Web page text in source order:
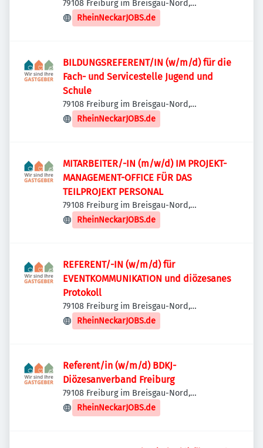
79108 Freiburg im Breisgau-Nord,
Deutschland
RheinNeckarJOBS.de
BILDUNGSREFERENT/IN (w/m/d) für die
Fach- und Servicestelle Jugend und
Schule
79108 Freiburg im Breisgau-Nord,
Deutschland
RheinNeckarJOBS.de
MITARBEITER/-IN (m/w/d) IM PROJEKT-
MANAGEMENT-OFFICE FÜR DAS
TEILPROJEKT PERSONAL
79108 Freiburg im Breisgau-Nord,
Deutschland
RheinNeckarJOBS.de
REFERENT/-IN (w/m/d) für
EVENTKOMMUNIKATION und diözesanes
Protokoll
79108 Freiburg im Breisgau-Nord,
Deutschland
RheinNeckarJOBS.de
Referent/in (w/m/d) BDKJ-
Diözesanverband Freiburg
79108 Freiburg im Breisgau-Nord,
Deutschland
RheinNeckarJOBS.de